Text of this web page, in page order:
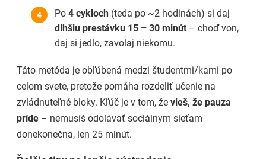
Po 4 cykloch (teda po ~2 hodinách) si daj
dlhšiu prestávku 15 – 30 minút – choď von,
daj si jedlo, zavolaj niekomu.
Táto metóda je obľúbená medzi študentmi/kami po
celom svete, pretože pomáha rozdeliť učenie na
zvládnuteľné bloky. Kľúč je v tom, že vieš, že pauza
príde – nemusíš odolávať sociálnym sieťam
donekonečna, len 25 minút.